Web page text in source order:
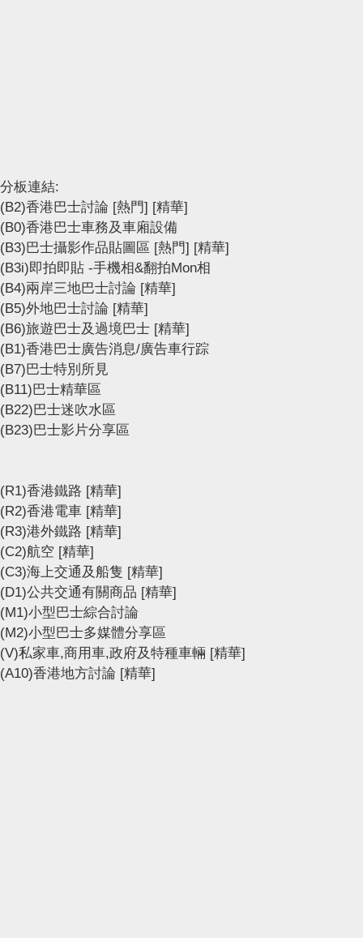
分板連結:
(B2)香港巴士討論 [熱門] [精華]
(B0)香港巴士車務及車廂設備
(B3)巴士攝影作品貼圖區 [熱門] [精華]
(B3i)即拍即貼 -手機相&翻拍Mon相
(B4)兩岸三地巴士討論 [精華]
(B5)外地巴士討論 [精華]
(B6)旅遊巴士及過境巴士 [精華]
(B1)香港巴士廣告消息/廣告車行踪
(B7)巴士特別所見
(B11)巴士精華區
(B22)巴士迷吹水區
(B23)巴士影片分享區
(R1)香港鐵路 [精華]
(R2)香港電車 [精華]
(R3)港外鐵路 [精華]
(C2)航空 [精華]
(C3)海上交通及船隻 [精華]
(D1)公共交通有關商品 [精華]
(M1)小型巴士綜合討論
(M2)小型巴士多媒體分享區
(V)私家車,商用車,政府及特種車輛 [精華]
(A10)香港地方討論 [精華]